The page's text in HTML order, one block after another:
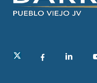
calificados. Estos
encargande
linkedin